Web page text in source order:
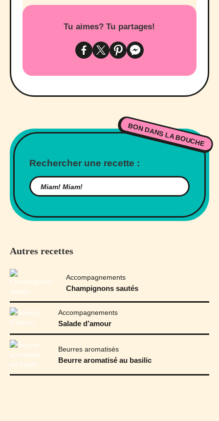
Tu aimes? Tu partages!
BON DANS LA BOUCHE
Rechercher une recette :
Autres recettes
Accompagnements
Champignons sautés
Accompagnements
Salade d’amour
Beurres aromatisés
Beurre aromatisé au basilic